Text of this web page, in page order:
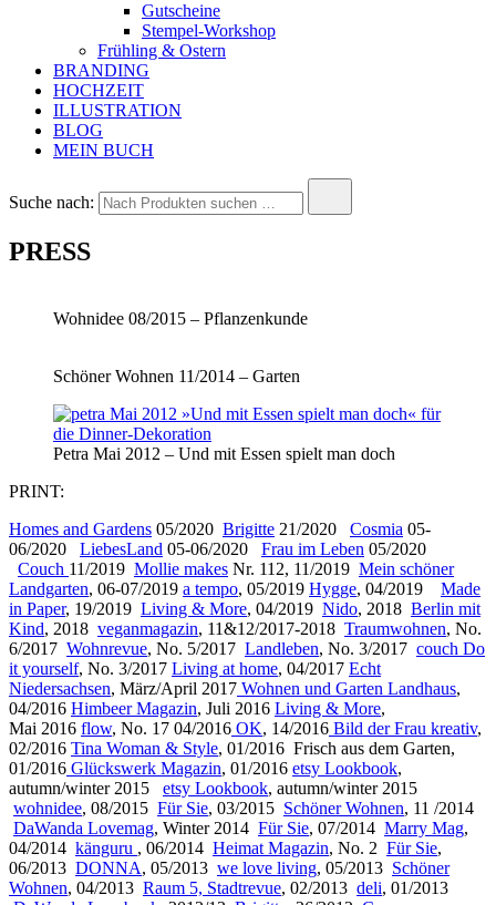
Gutscheine
Stempel-Workshop
Frühling & Ostern
BRANDING
HOCHZEIT
ILLUSTRATION
BLOG
MEIN BUCH
Suche nach:
PRESS
Wohnidee 08/2015 – Pflanzenkunde
Schöner Wohnen 11/2014 – Garten
Petra Mai 2012 – Und mit Essen spielt man doch
PRINT:
Homes and Gardens 05/2020 Brigitte 21/2020 Cosmia 05-
06/2020 LiebesLand 05-06/2020 Frau im Leben 05/2020
Couch 11/2019 Mollie makes Nr. 112, 11/2019 Mein schöner
Landgarten, 06-07/2019 a tempo, 05/2019 Hygge, 04/2019 Made
in Paper, 19/2019 Living & More, 04/2019 Nido, 2018 Berlin mit
Kind, 2018 veganmagazin, 11&12/2017-2018 Traumwohnen, No.
6/2017 Wohnrevue, No. 5/2017 Landleben, No. 3/2017 couch Do
it yourself, No. 3/2017 Living at home, 04/2017 Echt
Niedersachsen, März/April 2017 Wohnen und Garten Landhaus,
04/2016 Himbeer Magazin, Juli 2016 Living & More,
Mai 2016 flow, No. 17 04/2016 OK, 14/2016 Bild der Frau kreativ,
02/2016 Tina Woman & Style, 01/2016 Frisch aus dem Garten,
01/2016 Glückswerk Magazin, 01/2016 etsy Lookbook,
autumn/winter 2015 etsy Lookbook, autumn/winter 2015
wohnidee, 08/2015 Für Sie, 03/2015 Schöner Wohnen, 11 /2014
DaWanda Lovemag, Winter 2014 Für Sie, 07/2014 Marry Mag,
04/2014 känguru , 06/2014 Heimat Magazin, No. 2 Für Sie,
06/2013 DONNA, 05/2013 we love living, 05/2013 Schöner
Wohnen, 04/2013 Raum 5, Stadtrevue, 02/2013 deli, 01/2013